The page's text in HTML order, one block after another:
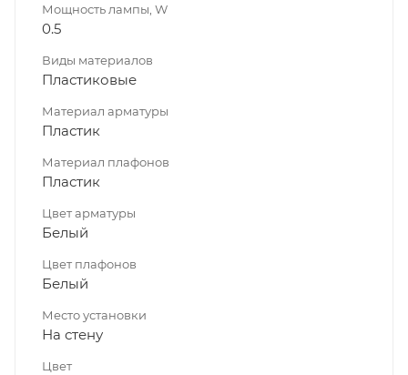
Мощность лампы, W
0.5
Виды материалов
Пластиковые
Материал арматуры
Пластик
Материал плафонов
Пластик
Цвет арматуры
Белый
Цвет плафонов
Белый
Место установки
На стену
Цвет